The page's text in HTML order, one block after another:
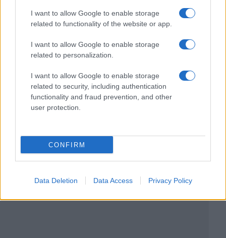
I want to allow Google to enable storage
related to functionality of the website or app.
I want to allow Google to enable storage
related to personalization.
I want to allow Google to enable storage
related to security, including authentication
functionality and fraud prevention, and other
user protection.
CONFIRM
Data Deletion Data Access Privacy Policy